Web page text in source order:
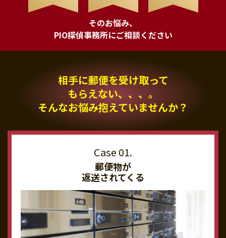
そのお悩み、
PIO探偵事務所にご相談ください
相手に郵便を受け取って
もらえない、、、。
そんなお悩み抱えていませんか？
郵便物が
返送されてくる